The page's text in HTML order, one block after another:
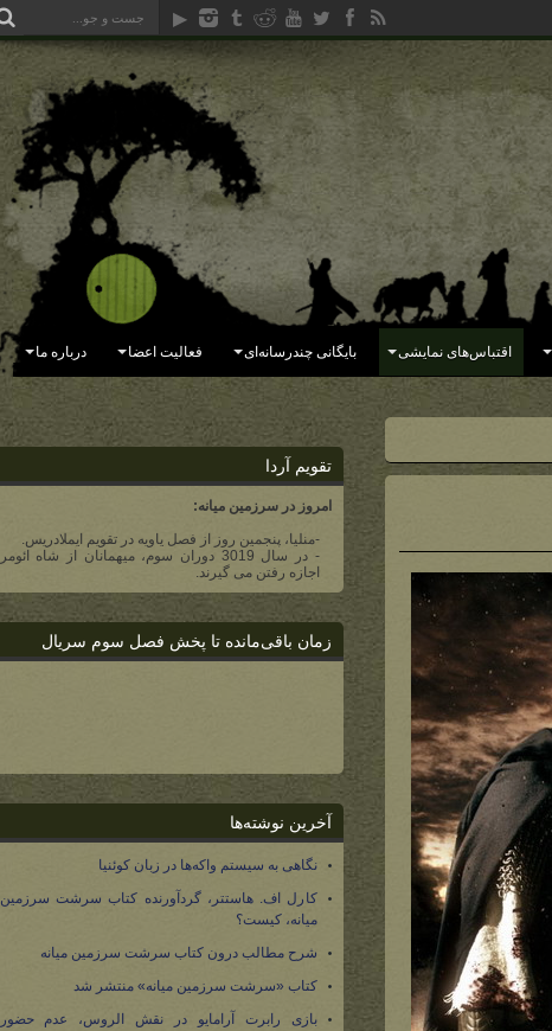
اقتباس‌های نمایشی بایگانی چندرسانه‌ای فعالیت اعضا درباره ما
تقویم آردا
امروز در سرزمین میانه:
-منلیا، پنجمین روز از فصل یاویه در تقویم ایملادریس.
- در سال 3019 دوران سوم، میهمانان از شاه ائومر
اجازه رفتن می گیرند.
زمان باقی‌مانده تا پخش فصل سوم سریال
آخرین نوشته‌ها
نگاهی به سیستم واکه‌ها در زبان کوئنیا
کارل اف. هاستتر، گردآورنده کتاب سرشت سرزمین
میانه، کیست؟
شرح مطالب درون کتاب سرشت سرزمین میانه
کتاب «سرشت سرزمین میانه» منتشر شد
بازی رابرت آرامایو در نقش الروس، عدم حضور